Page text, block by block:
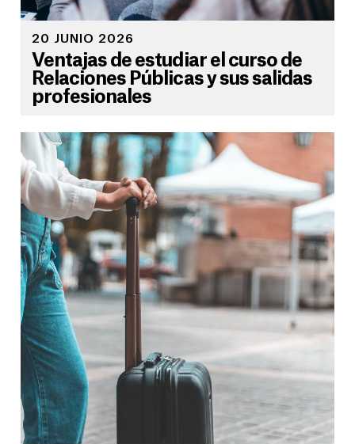
20 JUNIO 2026
Ventajas de estudiar el curso de
Relaciones Públicas y sus salidas
profesionales